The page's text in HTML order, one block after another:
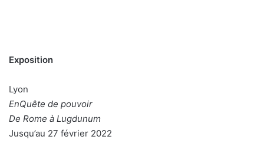
Exposition
Lyon
EnQuête de pouvoir
De Rome à Lugdunum
Jusqu’au 27 février 2022